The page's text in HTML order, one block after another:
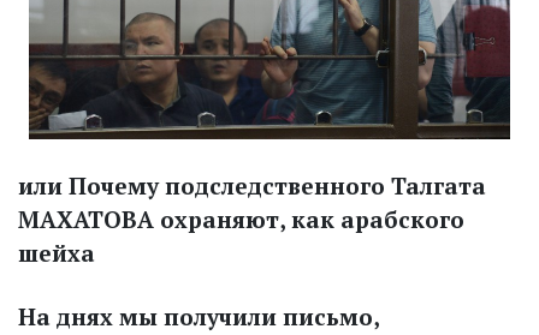
или Почему подследственного Талгата
МАХАТОВА охраняют, как арабского
шейха
На днях мы получили письмо,